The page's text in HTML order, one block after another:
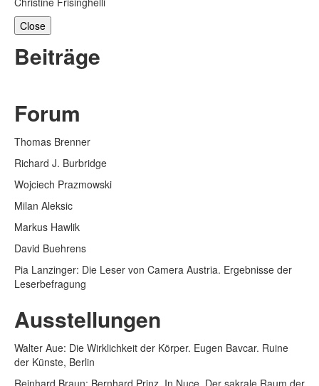
Close
Beiträge
Forum
Thomas Brenner
Richard J. Burbridge
Wojciech Prazmowski
Milan Aleksic
Markus Hawlik
David Buehrens
Pia Lanzinger: Die Leser von Camera Austria. Ergebnisse der
Leserbefragung
Ausstellungen
Walter Aue: Die Wirklichkeit der Körper. Eugen Bavcar. Ruine
der Künste, Berlin
Reinhard Braun: Bernhard Prinz. In Nuce. Der sakrale Raum der